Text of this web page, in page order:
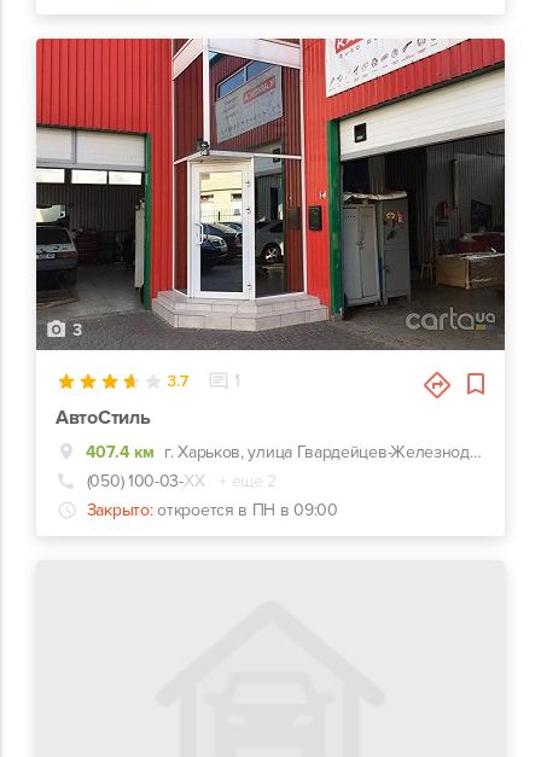
3
3.7 1
АвтоСтиль
407.4 км
г. Харьков, улица Гвардейцев-Железнодорожников, 11, Красно-зеленый комплекс СТО-Автомойка-Автомагазин. Недалеко от перекрестка Макдональдс на ЮЖД.
(050) 100-03-ХХ
+ еще 2
Закрыто: откроется в ПН в 09:00